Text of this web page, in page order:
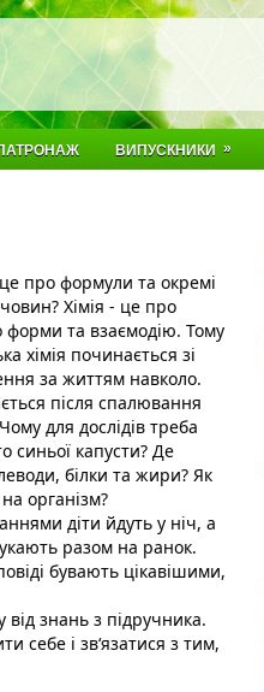
ВИПУСКНИКИ »
це про формули та окремі
Хімія - це про
форми та взаємодію. Тому
хімія починається зі
за життям навколо.
після спалювання
для дослідів треба
синьої капусти? Де
білки та жири? Як
організм?
діти йдуть у ніч, а
разом на ранок.
бувають цікавішими,
від знань з підручника.
себе і зв‘язатися з тим,